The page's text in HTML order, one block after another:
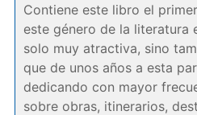
Contiene este libro el
este género de la literatura
solo muy atractiva, sino
que de unos años a esta
dedicando con mayor
sobre obras, itinerarios,